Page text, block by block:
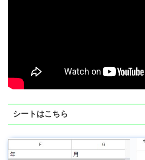
シートはこちら